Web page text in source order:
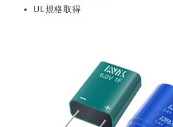
UL規格取得